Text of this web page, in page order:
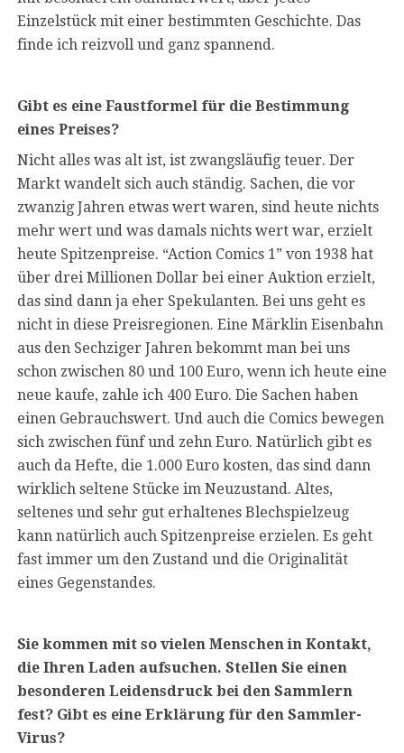
Einzelstück mit einer bestimmten Geschichte. Das
finde ich reizvoll und ganz spannend.
Gibt es eine Faustformel für die Bestimmung
eines Preises?
Nicht alles was alt ist, ist zwangsläufig teuer. Der
Markt wandelt sich auch ständig. Sachen, die vor
zwanzig Jahren etwas wert waren, sind heute nichts
mehr wert und was damals nichts wert war, erzielt
heute Spitzenpreise. “Action Comics 1” von 1938 hat
über drei Millionen Dollar bei einer Auktion erzielt,
das sind dann ja eher Spekulanten. Bei uns geht es
nicht in diese Preisregionen. Eine Märklin Eisenbahn
aus den Sechziger Jahren bekommt man bei uns
schon zwischen 80 und 100 Euro, wenn ich heute eine
neue kaufe, zahle ich 400 Euro. Die Sachen haben
einen Gebrauchswert. Und auch die Comics bewegen
sich zwischen fünf und zehn Euro. Natürlich gibt es
auch da Hefte, die 1.000 Euro kosten, das sind dann
wirklich seltene Stücke im Neuzustand. Altes,
seltenes und sehr gut erhaltenes Blechspielzeug
kann natürlich auch Spitzenpreise erzielen. Es geht
fast immer um den Zustand und die Originalität
eines Gegenstandes.
Sie kommen mit so vielen Menschen in Kontakt,
die Ihren Laden aufsuchen. Stellen Sie einen
besonderen Leidensdruck bei den Sammlern
fest? Gibt es eine Erklärung für den Sammler-
Virus?